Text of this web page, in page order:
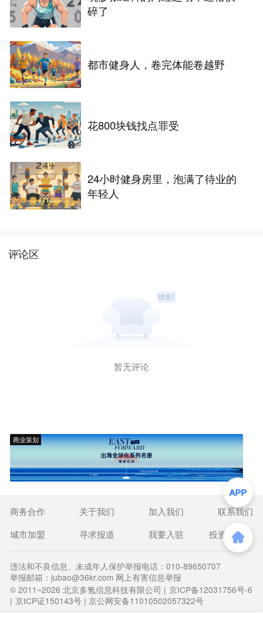
碎了
都市健身人，卷完体能卷越野
花800块钱找点罪受
24小时健身房里，泡满了待业的
年轻人
评论区
暂无评论
商业策划
商务合作 关于我们 加入我们
联系我们
城市加盟
寻求报道 我要入驻 投资者关系
违法和不良信息、未成年人保护举报电话：010-89650707
举报邮箱：jubao@36kr.com 网上有害信息举报
© 2011~2026 北京多氪信息科技有限公司 | 京ICP备12031756号-6
| 京ICP证150143号 | 京公网安备11010502057322号